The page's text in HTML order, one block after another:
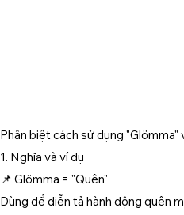
Phân biệt cách sử dụng
1. Nghĩa và ví dụ
📌 Glömma = "Quên"
Dùng để diễn tả hành động quên